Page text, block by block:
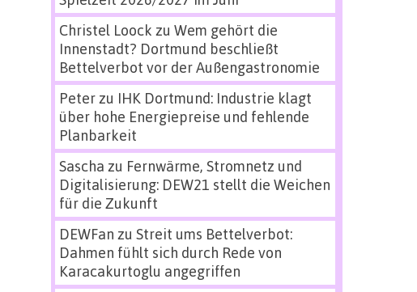
Christel Loock zu Wem gehört die
Innenstadt? Dortmund beschließt
Bettelverbot vor der Außengastronomie
Peterzu IHK Dortmund: Industrie klagt
über hohe Energiepreise und fehlende
Planbarkeit
Sascha zu Fernwärme, Stromnetz und
Digitalisierung: DEW21 stellt die Weichen
für die Zukunft
DEWFan zu Streit ums Bettelverbot:
Dahmen fühlt sich durch Rede von
Karacakurtoglu angegriffen